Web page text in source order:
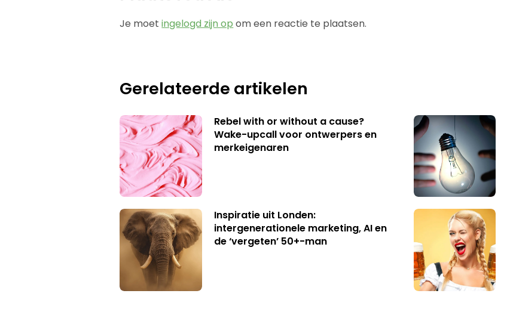
Je moetingelogd zijn op om een reactie te plaatsen.
Gerelateerde artikelen
Rebel with or without a cause?
Wake-upcall voor ontwerpers en
merkeigenaren
Inspiratie uit Londen:
intergenerationele marketing, AI en
de ‘vergeten’ 50+-man